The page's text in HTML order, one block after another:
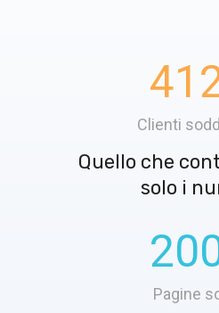
Clienti
Quello che
solo i
Pagine